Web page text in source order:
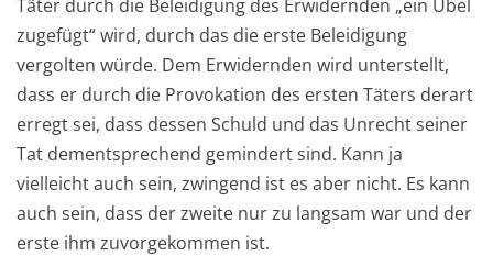
Täter durch die Beleidigung des Erwidernden „ein Übel
zugefügt“ wird, durch das die erste Beleidigung
vergolten würde. Dem Erwidernden wird unterstellt,
dass er durch die Provokation des ersten Täters derart
erregt sei, dass dessen Schuld und das Unrecht seiner
Tat dementsprechend gemindert sind. Kann ja
vielleicht auch sein, zwingend ist es aber nicht. Es kann
auch sein, dass der zweite nur zu langsam war und der
erste ihm zuvorgekommen ist.